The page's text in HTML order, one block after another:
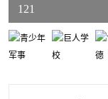
121